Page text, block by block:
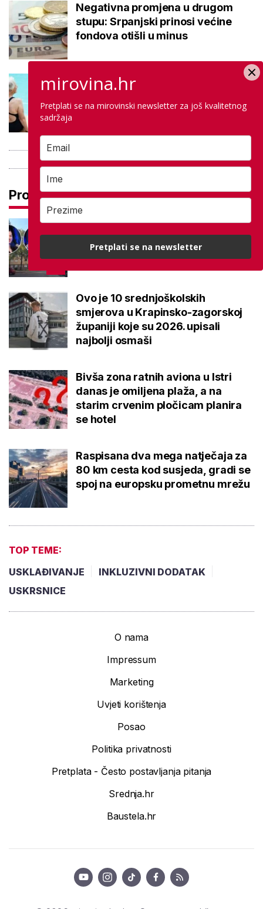
Negativna promjena u drugom
stupu: Srpanjski prinosi većine
fondova otišli u minus
Kupanje u ovom gradu i sutra
besplatno: Građani se mogu
ohladiti tijekom toplinskog vala
Pročitaj još
Ovo je 5 mana života u
studentskom domu na koje se
svaki brucoš mora naviknuti
Ovo je 10 srednjoškolskih
smjerova u Krapinsko-zagorskoj
županiji koje su 2026. upisali
najbolji osmaši
Bivša zona ratnih aviona u Istri
danas je omiljena plaža, a na
starim crvenim pločicam planira
se hotel
Raspisana dva mega natječaja za
80 km cesta kod susjeda, gradi se
spoj na europsku prometnu mrežu
TOP TEME:
USKLAĐIVANJE
INKLUZIVNI DODATAK
USKRSNICE
O nama
Impressum
Marketing
Uvjeti korištenja
Posao
Politika privatnosti
Pretplata - Često postavljanja pitanja
Srednja.hr
Baustela.hr
mirovina.hr
Pretplati se na mirovinski newsletter za još kvalitetnog
sadržaja
Pretplati se na newsletter